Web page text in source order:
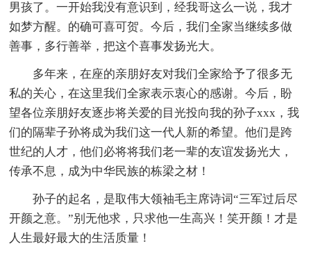
男孩了。一开始我没有意识到，经我哥这么一说，我才
如梦方醒。的确可喜可贺。今后，我们全家当继续多做
善事，多行善举，把这个喜事发扬光大。
多年来，在座的亲朋好友对我们全家给予了很多无
私的关心，在这里我们全家表示衷心的感谢。今后，盼
望各位亲朋好友逐步将关爱的目光投向我的孙子xxx，我
们的隔辈子孙将成为我们这一代人新的希望。他们是跨
世纪的人才，他们必将将我们老一辈的友谊发扬光大，
传承不息，成为中华民族的栋梁之材！
孙子的起名，是取伟大领袖毛主席诗词“三军过后尽
开颜之意。”别无他求，只求他一生高兴！笑开颜！才是
人生最好最大的生活质量！